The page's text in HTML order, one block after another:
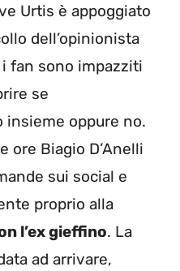
Urtis è appoggiato
dell’opinionista
fan sono impazziti
se
oppure no.
ore Biagio D’Anelli
sui social e
proprio alla
l’ex gieffino. La
ad arrivare,